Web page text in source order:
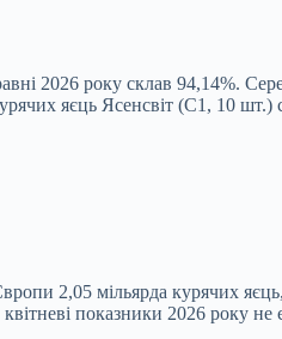
2026 року склав 94,14%.
яєць Ясенсвіт (С1, 10
2,05 мільярда курячих
показники 2026 року